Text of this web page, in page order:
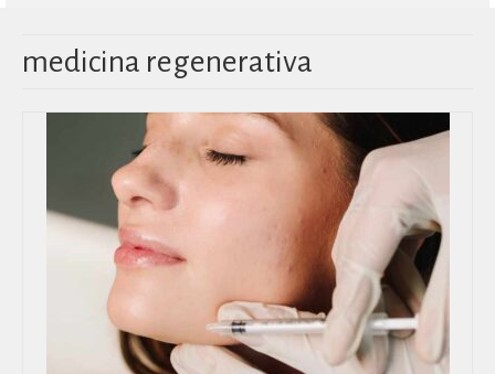
CAPILARES
medicina regenerativa